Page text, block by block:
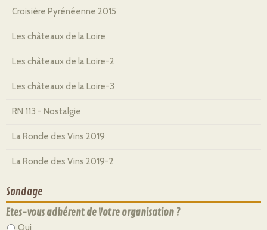
Croisiére Pyrénéenne 2015
Les châteaux de la Loire
Les châteaux de la Loire-2
Les châteaux de la Loire-3
RN 113 - Nostalgie
La Ronde des Vins 2019
La Ronde des Vins 2019-2
Sondage
Etes-vous adhérent de Votre organisation ?
Oui